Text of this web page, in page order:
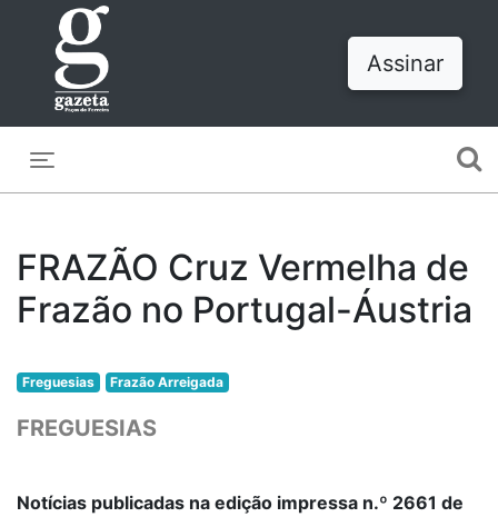
Assinar
FRAZÃO Cruz Vermelha de
Frazão no Portugal-Áustria
Freguesias Frazão Arreigada
FREGUESIAS
Notícias publicadas na edição impressa n.º 2661 de